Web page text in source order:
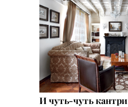
И чуть-чуть кантри